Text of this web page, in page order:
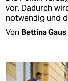
vor. Dadurch
notwendig und
Von Bettina Gaus